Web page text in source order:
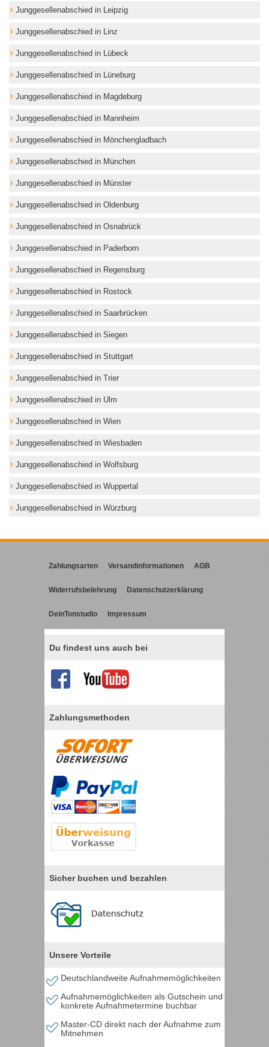
Junggesellenabschied in Leipzig
Junggesellenabschied in Linz
Junggesellenabschied in Lübeck
Junggesellenabschied in Lüneburg
Junggesellenabschied in Magdeburg
Junggesellenabschied in Mannheim
Junggesellenabschied in Mönchengladbach
Junggesellenabschied in München
Junggesellenabschied in Münster
Junggesellenabschied in Oldenburg
Junggesellenabschied in Osnabrück
Junggesellenabschied in Paderborn
Junggesellenabschied in Regensburg
Junggesellenabschied in Rostock
Junggesellenabschied in Saarbrücken
Junggesellenabschied in Siegen
Junggesellenabschied in Stuttgart
Junggesellenabschied in Trier
Junggesellenabschied in Ulm
Junggesellenabschied in Wien
Junggesellenabschied in Wiesbaden
Junggesellenabschied in Wolfsburg
Junggesellenabschied in Wuppertal
Junggesellenabschied in Würzburg
Zahlungsarten Versandinformationen AGB
Widerrufsbelehrung Datenschutzerklärung
DeinTonstudio Impressum
Du findest uns auch bei
Zahlungsmethoden
Sicher buchen und bezahlen
Unsere Vorteile
Deutschlandweite Aufnahmemöglichkeiten
Aufnahmemöglichkeiten als Gutschein und
konkrete Aufnahmetermine buchbar
Master-CD direkt nach der Aufnahme zum
Mitnehmen